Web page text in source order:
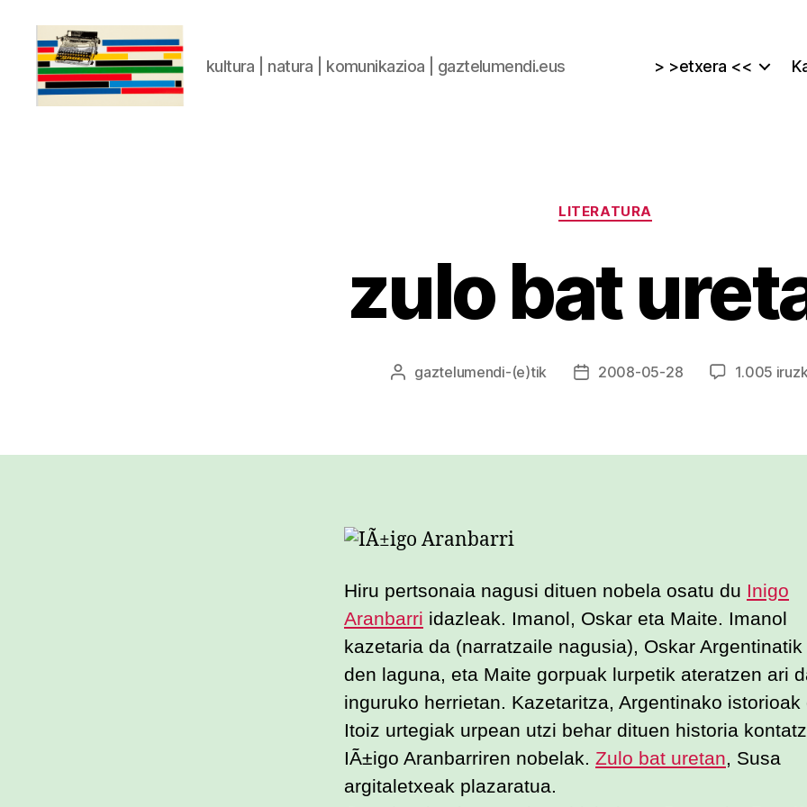
kultura | natura | komunikazioa | gaztelumendi.eus > >etxera <<
Kategoriak
LITERATURA
zulo bat
Argitalpenaren
gaztelumendi-(e)tik
Argitalpenaren
2008-05-28 1.005
Hiru pertsonaia nagusi dituen nobela osatu du Inigo
Aranbarri idazleak. Imanol, Oskar eta Maite. Imanol
kazetaria da (narratzaile nagusia), Oskar Argentinatik
den laguna, eta Maite gorpuak lurpetik ateratzen ari
inguruko herrietan. Kazetaritza, Argentinako istorioak
Itoiz urtegiak urpean utzi behar dituen historia
IÃ±igo Aranbarriren nobelak. Zulo bat uretan, Susa
argitaletxeak plazaratua.